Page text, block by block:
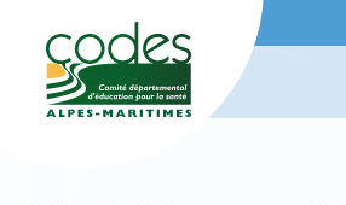
CoDES 06 - Comité